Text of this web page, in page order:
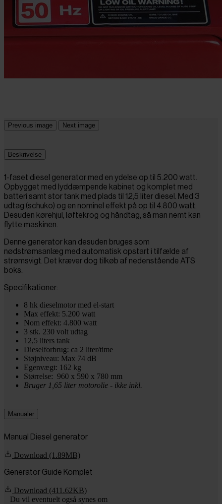
Previous image Next image
Beskrivelse
1-faset diesel generator med en ydelse op til 5.200 watt.
Opbygget med lyddæmpende kabinet og komplet med
batteri samt stor tank med plads til 12,5 liter diesel. Med 3
udtag (schuko) og en nominel effekt på op til 4.800 watt.
Desuden kørehjul, løftekrog og håndtag, så man nemt kan
flytte maskinen.
Denne generator kan desuden bruges som
nødstrømsanlæg med automatisk opstart i tilfælde af
strømsvigt. Det kræver dog tilkøb af nedenstående ATS
boks.
Specifikationer:
8 hk dieselmotor med el-start
Max effekt: 5.200 watt
Nom effekt: 4.800 watt
3 stk. 230 volt udtag
12,5 liters tank
Dieselforbrug: ca 2 liter/time
Støjniveau: Max 74 dB
Egenvægt: 162 kg
Størrelse: 960 x 590 x 780 mm
Bruger 1,65 liter motorolie - ikke inkl.
Manualer
Manual Diesel generator
Download (1.89MB)
Generator Guide Komplet
Download (411.62KB)
Du vil eventuelt også synes om